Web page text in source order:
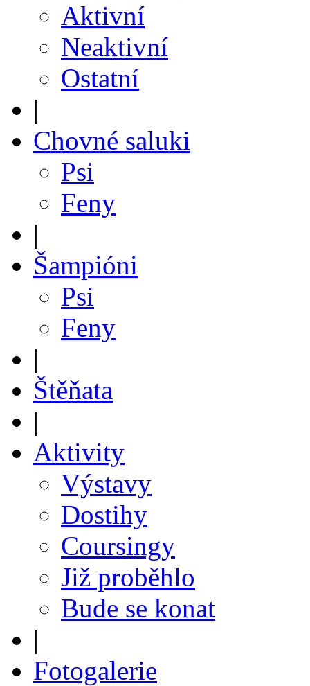
Aktivní
Neaktivní
Ostatní
|
Chovné saluki
Psi
Feny
|
Šampióni
Psi
Feny
|
Štěňata
|
Aktivity
Výstavy
Dostihy
Coursingy
Již proběhlo
Bude se konat
|
Fotogalerie